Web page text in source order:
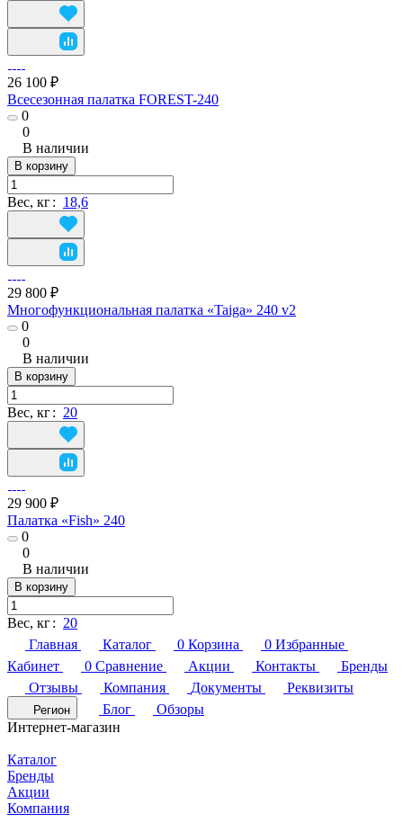
26 100 ₽
Всесезонная палатка FOREST-240
0
0
В наличии
В корзину
Вес, кг: 18,6
29 800 ₽
Многофункциональная палатка «Taiga» 240 v2
0
0
В наличии
В корзину
Вес, кг: 20
29 900 ₽
Палатка «Fish» 240
0
0
В наличии
В корзину
Вес, кг: 20
Главная
Каталог 0 Корзина 0 Избранные
Кабинет
0 Сравнение Акции Контакты
Бренды
Отзывы
Компания Документы Реквизиты
Регион Блог
Обзоры
Интернет-магазин
Каталог
Бренды
Акции
Компания